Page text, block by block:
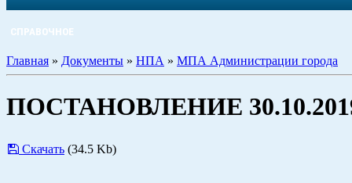
СПРАВОЧНОЕ
Главная » Документы » НПА » МПА Администрации города
ПОСТАНОВЛЕНИЕ
Скачать (34.5 Kb)